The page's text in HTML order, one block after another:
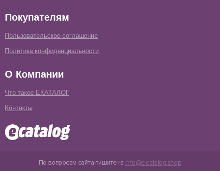
Покупателям
Пользовательское соглашение
Политика конфиденциальности
О Компании
Что такое ЕКАТАЛОГ
Контакты
По вопросам сайта пишите на info@e-catalog.shop